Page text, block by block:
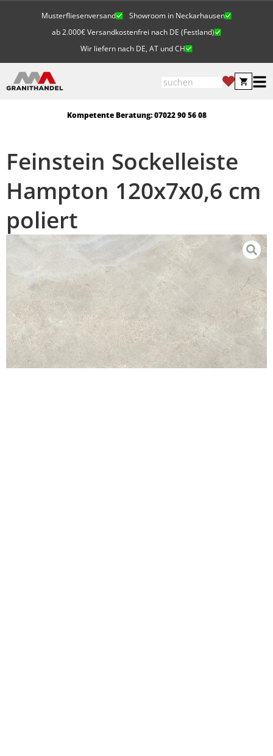
Musterfliesenversand
Showroom in Neckarhausen
ab 2.000€ Versandkostenfrei nach DE (Festland)
Wir liefern nach DE, AT und CH
Kompetente Beratung: 07022 90 56 08
Feinstein Sockelleiste
Hampton 120x7x0,6 cm
poliert